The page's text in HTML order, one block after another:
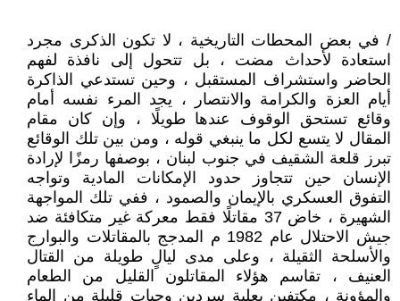
/ في بعض المحطات التاريخية ، لا تكون الذكرى مجرد
استعادة لأحداث مضت ، بل تتحول إلى نافذة لفهم
الحاضر واستشراف المستقبل ، وحين تستدعي الذاكرة
أيام العزة والكرامة والانتصار ، يجد المرء نفسه أمام
وقائع تستحق الوقوف عندها طويلًا ، وإن كان مقام
المقال لا يتسع لكل ما ينبغي قوله ، ومن بين تلك الوقائع
تبرز قلعة الشقيف في جنوب لبنان ، بوصفها رمزًا لإرادة
الإنسان حين تتجاوز حدود الإمكانات المادية وتواجه
التفوق العسكري بالإيمان والصمود ، ففي تلك المواجهة
الشهيرة ، خاض 37 مقاتلًا فقط معركة غير متكافئة ضد
جيش الاحتلال عام 1982 م المدجج بالمقاتلات والبوارج
والأسلحة الثقيلة ، وعلى مدى ليالٍ طويلة من القتال
العنيف ، تقاسم هؤلاء المقاتلون القليل من الطعام
والمؤونة ، مكتفين بعلبة سردين وحبات قليلة من الماء